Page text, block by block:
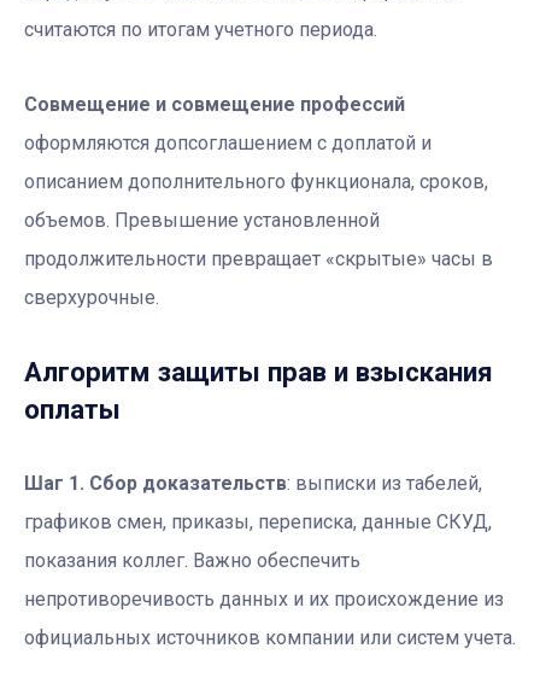
считаются по итогам учетного периода.
Совмещение и совмещение профессий
оформляются допсоглашением с доплатой и
описанием дополнительного функционала, сроков,
объемов. Превышение установленной
продолжительности превращает «скрытые» часы в
сверхурочные.
Алгоритм защиты прав и взыскания
оплаты
Шаг 1. Сбор доказательств: выписки из табелей,
графиков смен, приказы, переписка, данные СКУД,
показания коллег. Важно обеспечить
непротиворечивость данных и их происхождение из
официальных источников компании или систем учета.